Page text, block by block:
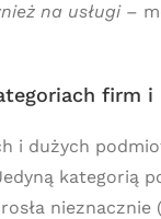
na usługi–
firm i
i dużych
kategorią